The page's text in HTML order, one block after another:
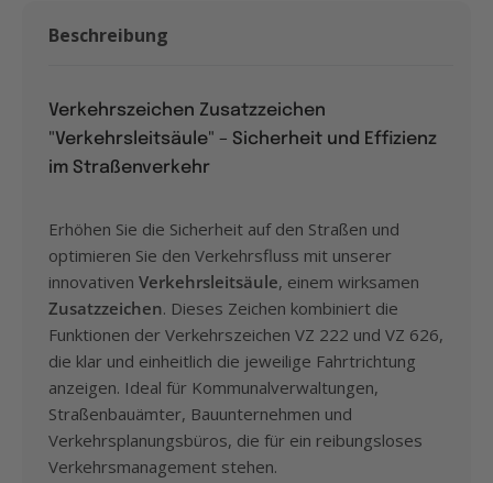
Beschreibung
Verkehrszeichen Zusatzzeichen
"Verkehrsleitsäule" – Sicherheit und Effizienz
im Straßenverkehr
Erhöhen Sie die Sicherheit auf den Straßen und
optimieren Sie den Verkehrsfluss mit unserer
innovativen Verkehrsleitsäule, einem wirksamen
Zusatzzeichen. Dieses Zeichen kombiniert die
Funktionen der Verkehrszeichen VZ 222 und VZ 626,
die klar und einheitlich die jeweilige Fahrtrichtung
anzeigen. Ideal für Kommunalverwaltungen,
Straßenbauämter, Bauunternehmen und
Verkehrsplanungsbüros, die für ein reibungsloses
Verkehrsmanagement stehen.